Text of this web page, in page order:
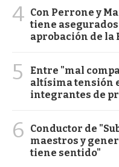
4 Con Perrone y
tiene
aprobación de la
5
Entre "mal
altísima tensión
integrantes de
6
Conductor de
maestros y
tiene sentido"